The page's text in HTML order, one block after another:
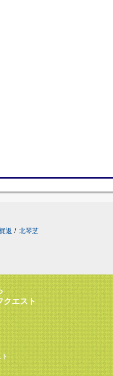
返 / 北琴芝
クエスト